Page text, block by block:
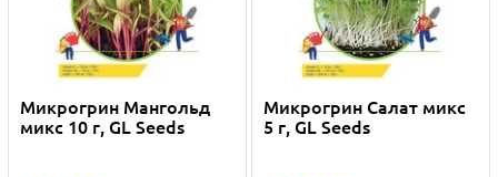
Микрогрин Мангольд
микс 10 г, GL Seeds
Микрогрин Салат микс
5 г, GL Seeds